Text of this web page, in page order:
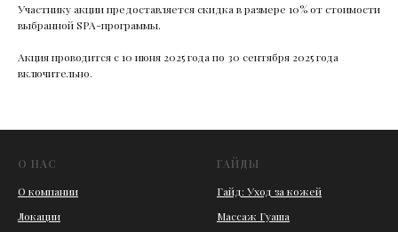
Участнику акции предоставляется скидка в размере 10% от стоимости
выбранной SPA-программы.
Акция проводится с 10 июня 2025 года по 30 сентября 2025 года
включительно.
О НАС
О компании
Локации
ГАЙДЫ
Гайд: Уход за кожей
Массаж Гуаша